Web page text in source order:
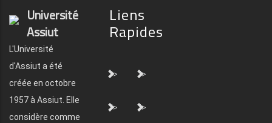
Université
Assiut
L'Université
d'Assiut a été
créée en octobre
1957 à Assiut. Elle
considère comme
Liens
Rapides
"> ">
"> ">